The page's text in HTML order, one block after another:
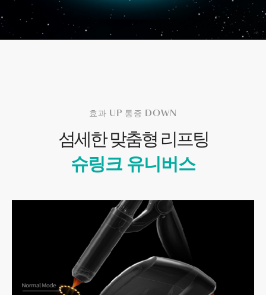
효과 UP 통증 DOWN
섬세한 맞춤형 리프팅
슈링크 유니버스